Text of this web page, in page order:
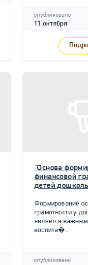
опубликовано
11 октября
"Основа
финансовой
детей
Формирование
грамотности у
является
воспита�..
опубликовано